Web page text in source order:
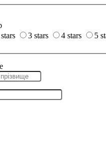
3 stars 4 stars 5